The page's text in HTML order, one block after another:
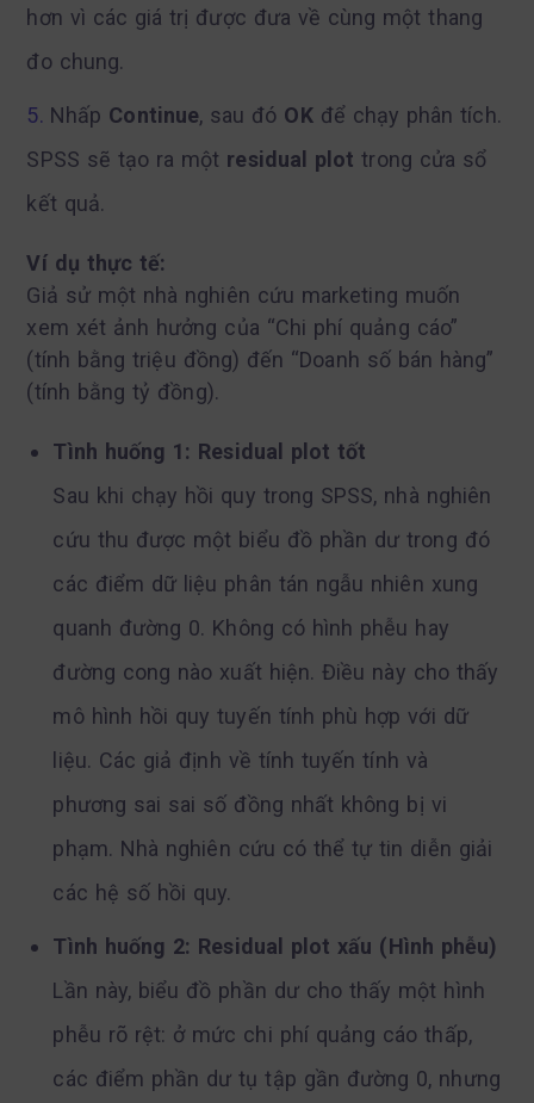
hơn vì các giá trị được đưa về cùng một thang
đo chung.
Nhấp Continue, sau đó OKđể chạy phân tích.
SPSS sẽ tạo ra một residual plot trong cửa sổ
kết quả.
Ví dụ thực tế:
Giả sử một nhà nghiên cứu marketing muốn
xem xét ảnh hưởng của “Chi phí quảng cáo”
(tính bằng triệu đồng) đến “Doanh số bán hàng”
(tính bằng tỷ đồng).
Tình huống 1: Residual plot tốt
Sau khi chạy hồi quy trong SPSS, nhà nghiên
cứu thu được một biểu đồ phần dư trong đó
các điểm dữ liệu phân tán ngẫu nhiên xung
quanh đường 0. Không có hình phễu hay
đường cong nào xuất hiện. Điều này cho thấy
mô hình hồi quy tuyến tính phù hợp với dữ
liệu. Các giả định về tính tuyến tính và
phương sai sai số đồng nhất không bị vi
phạm. Nhà nghiên cứu có thể tự tin diễn giải
các hệ số hồi quy.
Tình huống 2: Residual plot xấu (Hình phễu)
Lần này, biểu đồ phần dư cho thấy một hình
phễu rõ rệt: ở mức chi phí quảng cáo thấp,
các điểm phần dư tụ tập gần đường 0, nhưng